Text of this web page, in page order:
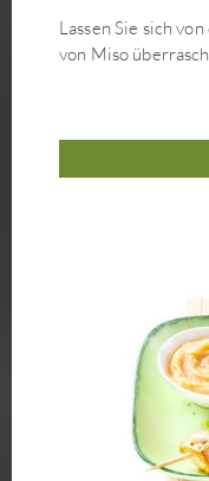
Lassen Sie sich
von Miso